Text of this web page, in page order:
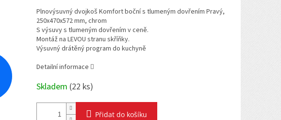
cena:
Plnovýsuvný dvojkoš Komfort boční s tlumeným dovřením Pravý,
250x470x572 mm, chrom
S výsuvy s tlumeným dovřením v ceně.
Montáž na LEVOU stranu skříňky.
Výsuvný drátěný program do kuchyně
Detailní informace
Skladem (22 ks)
Přidat do košíku